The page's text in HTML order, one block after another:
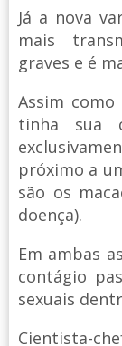
Já a nova
mais
graves e é
Assim
tinha sua
próximo a
são os
doença).
Em ambas
contágio
sexuais
Cientista-